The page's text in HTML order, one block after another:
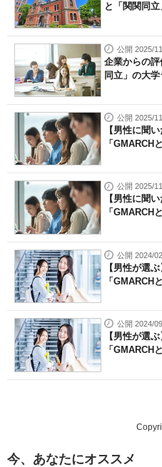
と「関関同
公開 2025/
企業からの
同立」の大
公開 2025/
【男性に聞
「GMARCH
公開 2025/
【男性に聞
「GMARCH
公開 2024/
【男性が選
「GMARCH
公開 2024/
【男性が選
「GMARCH
今、あなたにオススメ